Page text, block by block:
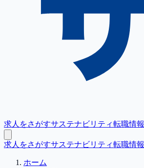
求人をさがすサステナビリティ転職情報
求人をさがすサステナビリティ転職情報
ホーム